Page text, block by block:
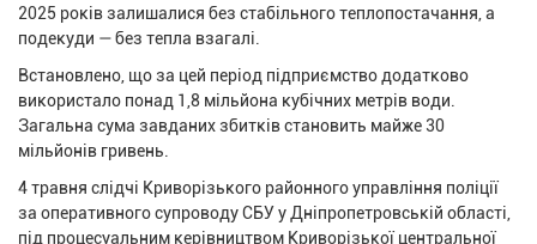
2025 років залишалися без стабільного теплопостачання, а
подекуди — без тепла взагалі.
Встановлено, що за цей період підприємство додатково
використало понад 1,8 мільйона кубічних метрів води.
Загальна сума завданих збитків становить майже 30
мільйонів гривень.
4 травня слідчі Криворізького районного управління поліції
за оперативного супроводу СБУ у Дніпропетровській області,
під процесуальним керівництвом Криворізької центральної